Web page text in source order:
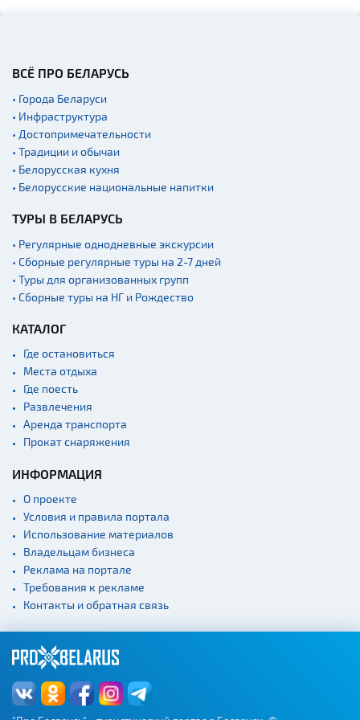
заказники
Концертные залы
Начало и окончание
экскурсий: г. Минск
Спортивные
сооружения
Аэропорты
Железнодорожные
причалы
ВСЁ ПРО БЕЛАРУСЬ
• Города Беларуси
• Инфраструктура
• Достопримечательности
• Традиции и обычаи
• Белорусская кухня
• Белорусские национальные напитки
ТУРЫ В БЕЛАРУСЬ
• Регулярные однодневные экскурсии
• Сборные регулярные туры на 2-7 дней
• Туры для организованных групп
• Сборные туры на НГ и Рождество
КАТАЛОГ
Где остановиться
Места отдыха
Где поесть
Развлечения
Аренда транспорта
Прокат снаряжения
ИНФОРМАЦИЯ
О проекте
Условия и правила портала
Использование материалов
Владельцам бизнеса
Реклама на портале
Требования к рекламе
Контакты и обратная связь